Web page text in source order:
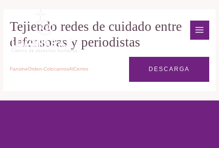
contenido
Tejiendo redes de cuidado entre
defensoras y periodistas
FanzineOrden-ColocarnosAlCentro DESCARGA